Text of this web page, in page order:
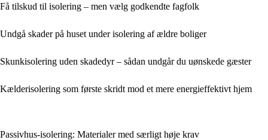
Få tilskud til isolering – men vælg godkendte fagfolk
Undgå skader på huset under isolering af ældre boliger
Skunkisolering uden skadedyr – sådan undgår du uønskede gæster
Kælderisolering som første skridt mod et mere energieffektivt hjem
Passivhus-isolering: Materialer med særligt høje krav